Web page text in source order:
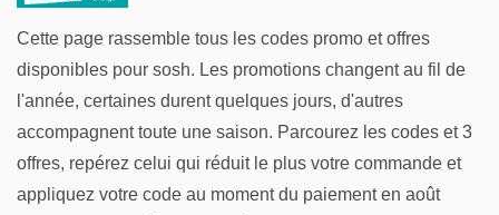
Cette page rassemble tous les codes promo et offres
disponibles pour sosh. Les promotions changent au fil de
l'année, certaines durent quelques jours, d'autres
accompagnent toute une saison. Parcourez les codes et 3
offres, repérez celui qui réduit le plus votre commande et
appliquez votre code au moment du paiement en août